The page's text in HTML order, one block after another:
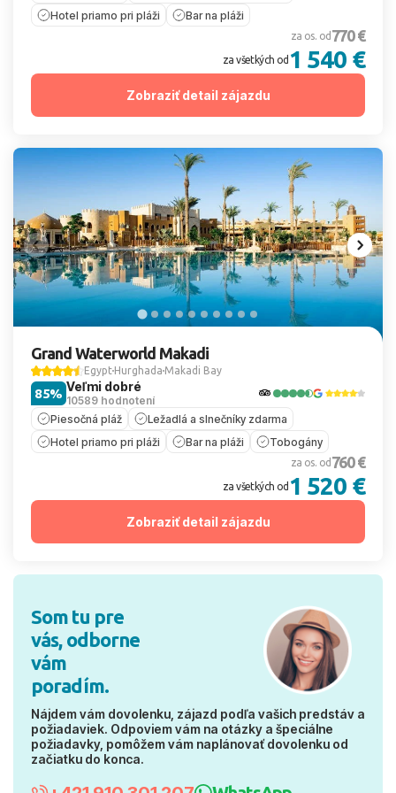
Hotel priamo pri pláži
Bar na pláži
za os. od 770 €
za všetkých od 1 540 €
Zobraziť detail zájazdu
Grand Waterworld Makadi
Egypt Hurghada Makadi Bay
Veľmi dobré
10589 hodnotení
85%
Piesočná pláž
Ležadlá a slnečníky zdarma
Hotel priamo pri pláži
Bar na pláži Tobogány
za os. od 760 €
za všetkých od 1 520 €
Zobraziť detail zájazdu
Som tu pre
vás, odborne
vám
poradím.
Nájdem vám dovolenku, zájazd podľa vašich predstáv a
požiadaviek. Odpoviem vám na otázky a špeciálne
požiadavky, pomôžem vám naplánovať dovolenku od
začiatku do konca.